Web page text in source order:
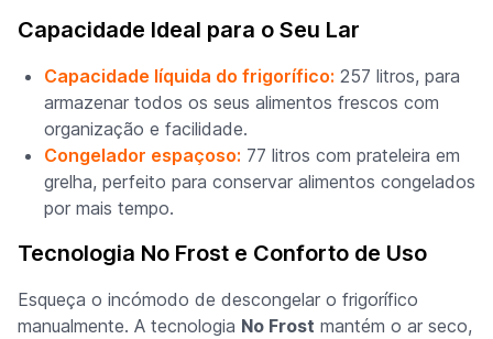
Capacidade Ideal para o Seu Lar
Capacidade líquida do frigorífico: 257 litros, para
armazenar todos os seus alimentos frescos com
organização e facilidade.
Congelador espaçoso: 77 litros com prateleira em
grelha, perfeito para conservar alimentos congelados
por mais tempo.
Tecnologia No Frost e Conforto de Uso
Esqueça o incómodo de descongelar o frigorífico
manualmente. A tecnologia No Frost mantém o ar seco,